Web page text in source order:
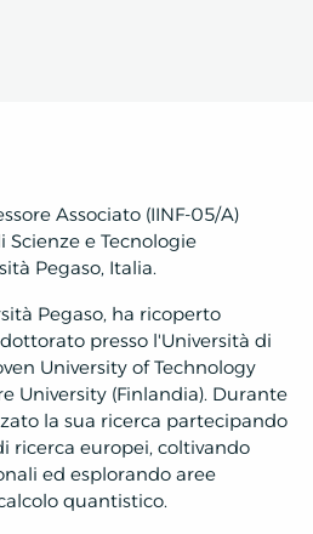
Associato (IINF-05/A)
e Tecnologie
Pegaso, Italia.
Pegaso, ha ricoperto
presso l'Università di
University of Technology
University (Finlandia). Durante
la sua ricerca partecipando
ricerca europei, coltivando
ed esplorando aree
quantistico.